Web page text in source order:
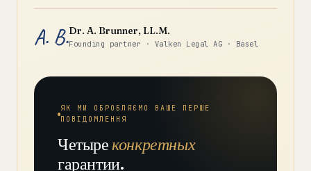
A. B.Dr. A. Brunner, LL.M.
Founding partner · Valken Legal AG · Basel
ЯК МИ ОБРОБЛЯЄМО ВАШЕ ПЕРШЕ
ПОВІДОМЛЕННЯ
Четыреконкретных
гарантии.